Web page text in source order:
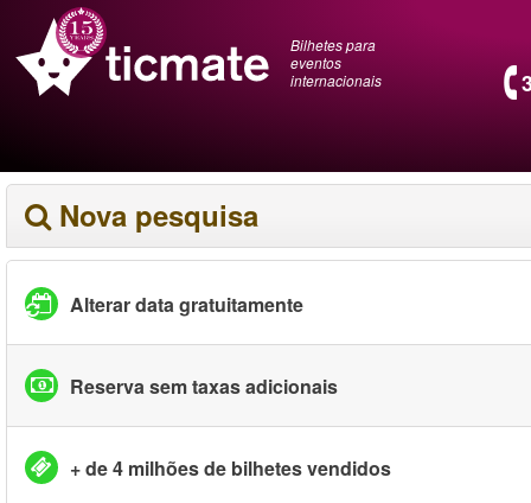
Bilhetes para
eventos
internacionais
Nova pesquisa
Alterar data gratuitamente
Reserva sem taxas adicionais
+ de 4 milhões de bilhetes vendidos